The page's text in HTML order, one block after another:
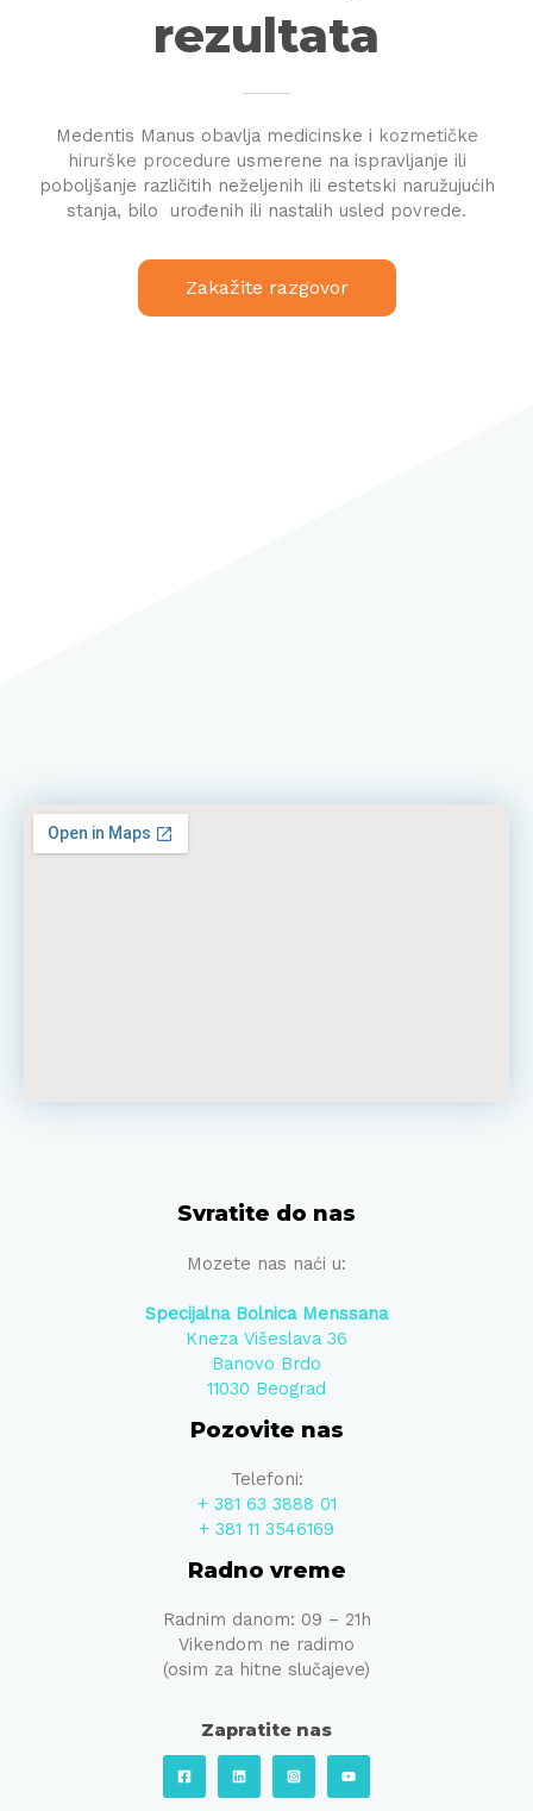
rezultata
Medentis Manus obavlja medicinske i kozmetičke
hirurške procedure usmerene na ispravljanje ili
poboljšanje različitih neželjenih ili estetski naružujućih
stanja, bilo urođenih ili nastalih usled povrede.
Zakažite razgovor
Svratite do nas
Mozete nas naći u:
Specijalna Bolnica Menssana
Kneza Višeslava 36
Banovo Brdo
11030 Beograd
Pozovite nas
Telefoni:
+ 381 63 3888 01
+ 381 11 3546169
Radno vreme
Radnim danom: 09 – 21h
Vikendom ne radimo
(osim za hitne slučajeve)
Zapratite nas